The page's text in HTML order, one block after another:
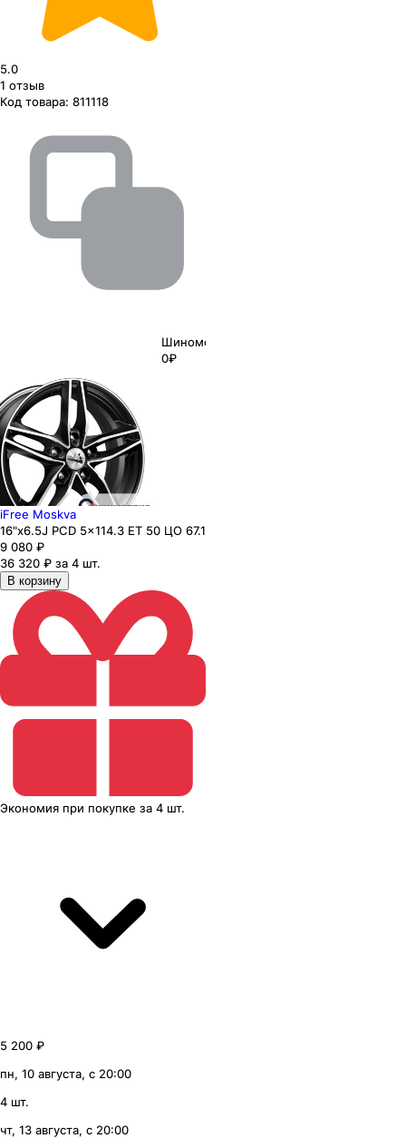
5.0
1 отзыв
Код товара: 811118
Шиномонтаж
0₽
iFree Moskva
16"x6.5J PCD 5x114.3 ЕТ 50 ЦО 67.1
9 080 ₽
36 320 ₽ за 4 шт.
В корзину
Экономия при покупке за 4 шт.
5 200 ₽
пн, 10 августа, с 20:00
4 шт.
чт, 13 августа, с 20:00